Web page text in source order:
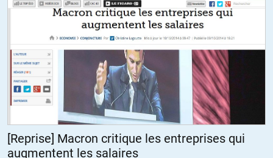
[Reprise] Macron critique les entreprises qui
augmentent les salaires